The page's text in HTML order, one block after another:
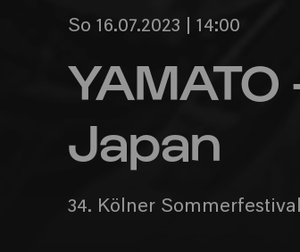
So 16.07.2023 | 14:00
Japan
34. Kölner Sommerfestival